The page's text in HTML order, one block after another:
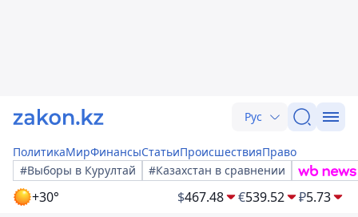
Рус
ПолитикаМирФинансыСтатьиПроисшествияПраво
#Выборы в Курултай
#Казахстан в сравнении
+30° $467.48 €539.52 ₽5.73